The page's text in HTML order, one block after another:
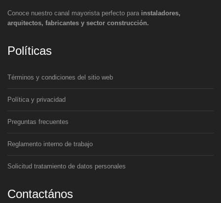
Conoce nuestro canal mayorista perfecto para instaladores,
arquitectos, fabricantes y sector construcción.
Políticas
Términos y condiciones del sitio web
Política y privacidad
Preguntas frecuentes
Reglamento interno de trabajo
Solicitud tratamiento de datos personales
Contactános